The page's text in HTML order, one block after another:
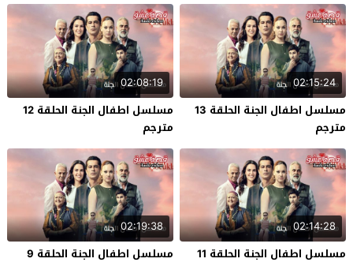
02:15:24
مسلسل اطفال الجنة الحلقة 13
مترجم
02:08:19
مسلسل اطفال الجنة الحلقة 12
مترجم
02:14:28
مسلسل اطفال الجنة الحلقة 11
02:19:38
مسلسل اطفال الجنة الحلقة 9